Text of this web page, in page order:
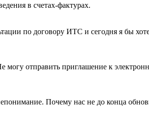
в счетах-фактурах.
по договору ИТС и сегодня я бы
отправить приглашение к
Почему нас не до конца